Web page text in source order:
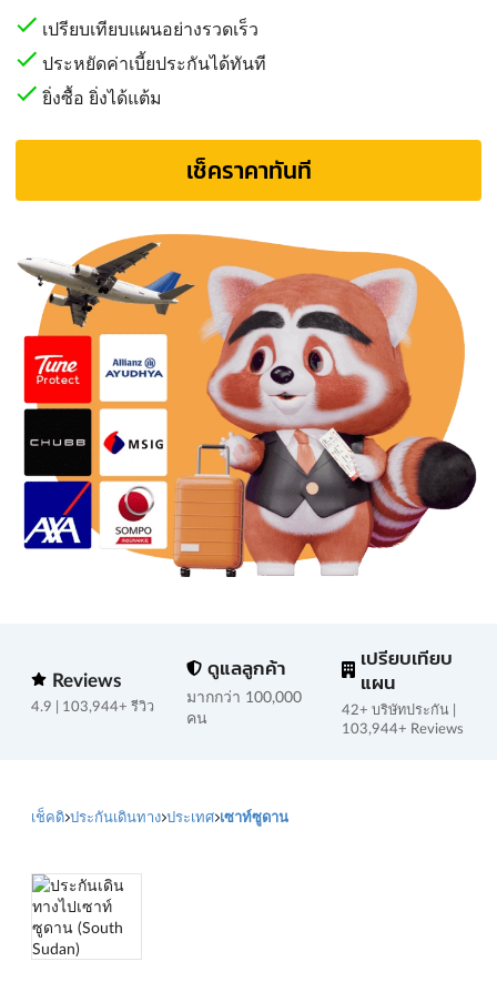
เปรียบเทียบแผนอย่างรวดเร็ว
ประหยัดค่าเบี้ยประกันได้ทันที
ยิ่งซื้อ ยิ่งได้แต้ม
เช็คราคาทันที
Reviews
4.9 | 103,944+ รีวิว
ดูแลลูกค้า
มากกว่า 100,000
คน
เปรียบเทียบ
แผน
42+ บริษัทประกัน |
103,944+ Reviews
เช็คดิ ประกันเดินทาง ประเทศ เซาท์ซูดาน